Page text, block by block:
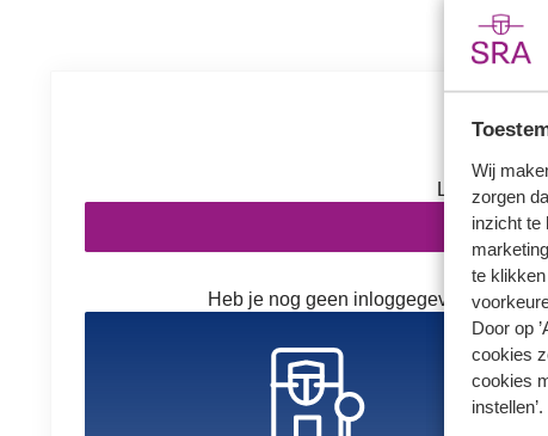
Wij
zorgen
inzicht te
te
Door op
cookies
cookies
instellen’.
Log in om
Heb je nog geen inloggegevens? Kies